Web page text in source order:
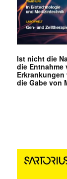
Ist nicht die
die Entnahme
die Gabe von